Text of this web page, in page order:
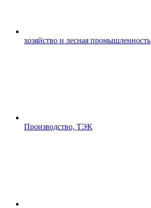
хозяйство и лесная промышленность
Производство, ТЭК